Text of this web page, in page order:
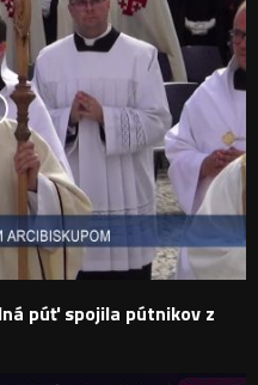
púť spojila pútnikov z